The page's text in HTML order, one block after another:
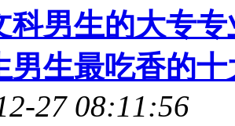
科男生的大专
男生最吃香的
27 08:11:56